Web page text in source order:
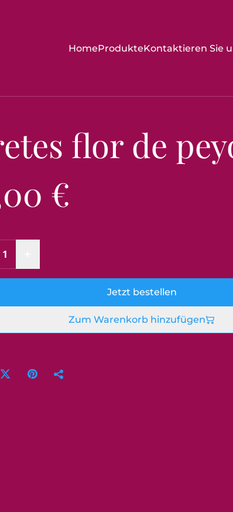
HomeProdukteKontaktieren Sie
flor de
€
Jetzt bestellen
Zum Warenkorb hinzufügen